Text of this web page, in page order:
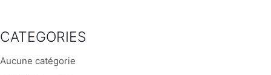
CATEGORIES
Aucune catégorie